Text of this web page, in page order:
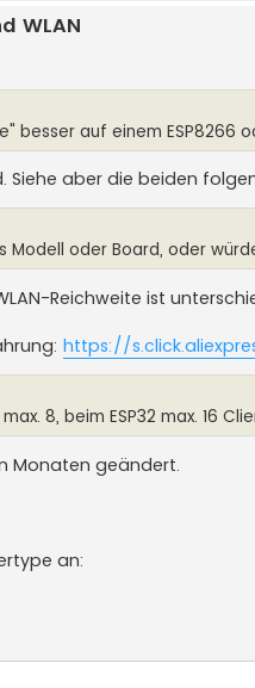
WLAN
besser auf einem ESP8266
Siehe aber die beiden
oder Board, oder würde
Reichweite ist
https://
8, beim ESP32 max. 16
Monaten geändert.
an: